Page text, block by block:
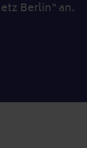
Berlin“ an.